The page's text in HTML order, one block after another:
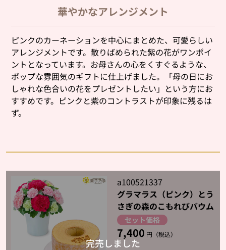
華やかなアレンジメント
ピンクのカーネーションを中心にまとめた、可愛らしい
アレンジメントです。散りばめられた紫の花がワンポイ
ントとなっています。お母さんの心をくすぐるような、
ポップな雰囲気のギフトに仕上げました。「母の日にお
しゃれな色合いの花をプレゼントしたい」という方にお
すすめです。ピンクと紫のコントラストが印象に残るは
ず。
a100521337
グラマラス（ピンク）とう
さぎの森のこもれびバウム
セット価格
7,400 円（税込）